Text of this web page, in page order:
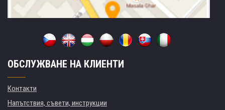
ОБСЛУЖВАНЕ НА КЛИЕНТИ
Контакти
Напътствия, съвети, инструкции